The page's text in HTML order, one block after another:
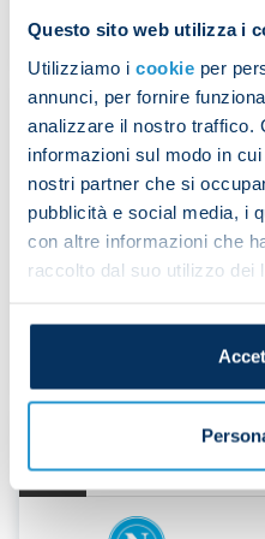
Questo sito web utilizza i
Utilizziamo i cookie per
annunci, per fornire
analizzare il nostro traffico.
informazioni sul modo in
nostri partner che si
pubblicità e social media, i
con altre informazioni che
raccolto dal suo utilizzo dei
10
Gen
Day
Udinese
Gen